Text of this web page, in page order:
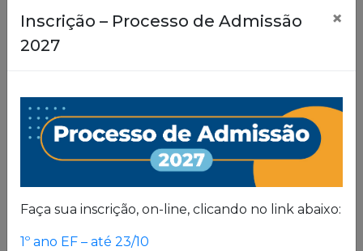
Inscrição – Processo de Admissão
2027
×
Faça sua inscrição, on-line, clicando no link abaixo:
1º ano EF – até 23/10